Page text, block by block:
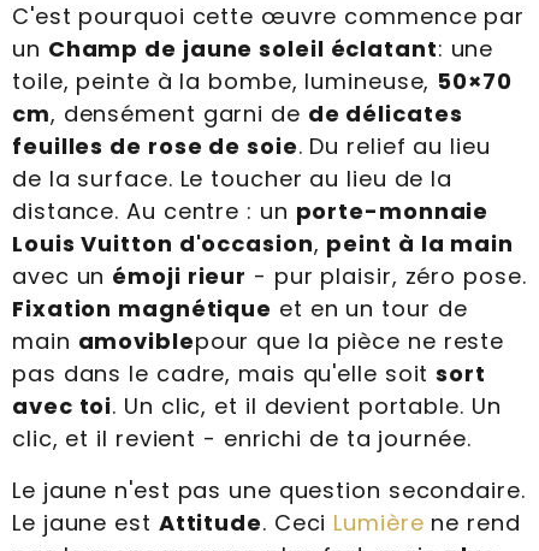
C'est pourquoi cette œuvre commence par
un Champ de jaune soleil éclatant: une
toile, peinte à la bombe, lumineuse, 50×70
cm, densément garni de de délicates
feuilles de rose de soie. Du relief au lieu
de la surface. Le toucher au lieu de la
distance. Au centre : un porte-monnaie
Louis Vuitton d'occasion, peint à la main
avec un émoji rieur - pur plaisir, zéro pose.
Fixation magnétique et en un tour de
main amoviblepour que la pièce ne reste
pas dans le cadre, mais qu'elle soitsort
avec toi. Un clic, et il devient portable. Un
clic, et il revient - enrichi de ta journée.
Le jaune n'est pas une question secondaire.
Le jaune est Attitude. Ceci Lumière ne rend